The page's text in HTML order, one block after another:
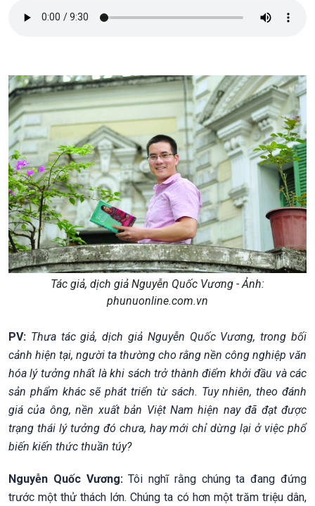
Tác giả, dịch giả Nguyễn Quốc Vương - Ảnh:
phunuonline.com.vn
PV: Thưa tác giả, dịch giả Nguyễn Quốc Vương, trong bối
cảnh hiện tại, người ta thường cho rằng nền công nghiệp văn
hóa lý tưởng nhất là khi sách trở thành điểm khởi đầu và các
sản phẩm khác sẽ phát triển từ sách. Tuy nhiên, theo đánh
giá của ông, nền xuất bản Việt Nam hiện nay đã đạt được
trạng thái lý tưởng đó chưa, hay mới chỉ dừng lại ở việc phổ
biến kiến thức thuần túy?
Nguyễn Quốc Vương:Tôi nghĩ rằng chúng ta đang đứng
trước một thử thách lớn. Chúng ta có hơn một trăm triệu dân,